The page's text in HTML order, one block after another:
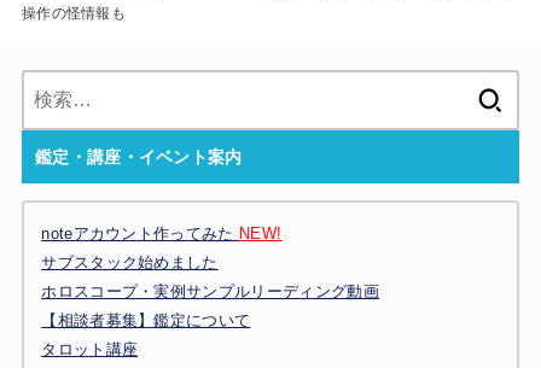
操作の怪情報も
鑑定・講座・イベント案内
noteアカウント作ってみた NEW!
サブスタック始めました
ホロスコープ・実例サンプルリーディング動画
【相談者募集】鑑定について
タロット講座